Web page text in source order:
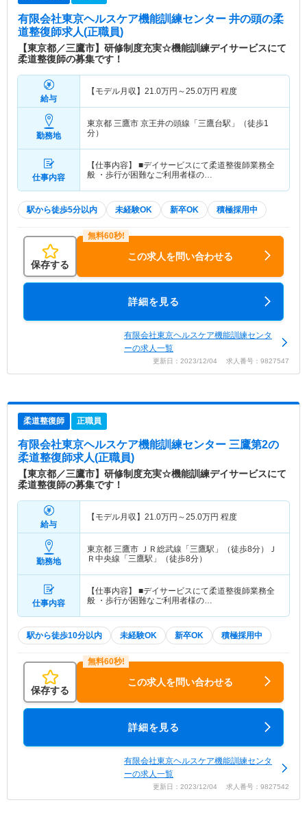
有限会社東京ヘルスケア機能訓練センター 井の頭の柔
道整復師求人(正職員)
【東京都／三鷹市】研修制度充実☆機能訓練デイサービスにて
柔道整復師の募集です！
給与
【モデル月収】 21.0万円～25.0万円 程度
勤務地
東京都 三鷹市 京王井の頭線「三鷹台駅」（徒歩1
分）
仕事内容
【仕事内容】 ■デイサービスにて柔道整復師業務全
般 ・歩行が困難なご利用者様の…
駅から徒歩5分以内 未経験OK 新卒OK 積極採用中
保存する
この求人を問い合わせる
詳細を見る
有限会社東京ヘルスケア機能訓練センタ
ーの求人一覧
更新日：2023/12/04 求人番号：9827547
柔道整復師 正職員
有限会社東京ヘルスケア機能訓練センター 三鷹第2の
柔道整復師求人(正職員)
【東京都／三鷹市】研修制度充実☆機能訓練デイサービスにて
柔道整復師の募集です！
給与
【モデル月収】 21.0万円～25.0万円 程度
勤務地
東京都 三鷹市 ＪＲ総武線「三鷹駅」（徒歩8分）Ｊ
Ｒ中央線「三鷹駅」（徒歩8分）
仕事内容
【仕事内容】 ■デイサービスにて柔道整復師業務全
般 ・歩行が困難なご利用者様の…
駅から徒歩10分以内 未経験OK 新卒OK 積極採用中
保存する
この求人を問い合わせる
詳細を見る
有限会社東京ヘルスケア機能訓練センタ
ーの求人一覧
更新日：2023/12/04 求人番号：9827542